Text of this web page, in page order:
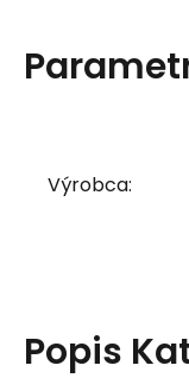
Výrobca:
Popis